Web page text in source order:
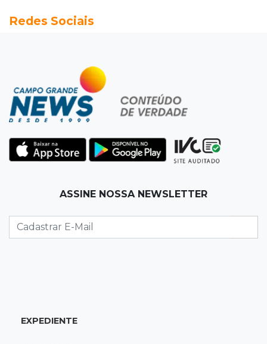
passeio campo-grandense
Torneio de futsal abre 34ª edição com quatro
jogos neste sábado
07:48Pele Vermelha, Corona, Valley...
imaginação de Scalise
Agosto no Bosque reúne esporte, cultura e
Indústria da construção impulsiona MS e abre
Redes Sociais
ASSINE NOSSA NEWSLETTER
EXPEDIENTE